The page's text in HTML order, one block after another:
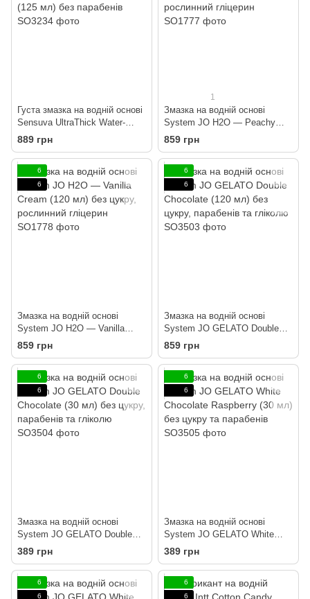
Густа змазка на водній основі
Sensuva UltraThick Water-
Based Strawberry (125 мл) без
парабенів
889 грн
1
Змазка на водній основі
System JO H2O — Peachy
Lips (120 мл) без цукру,
рослинний гліцерин
859 грн
6
6
Змазка на водній основі
System JO H2O — Vanilla
Cream (120 мл) без цукру,
рослинний гліцерин
859 грн
6
6
Змазка на водній основі
System JO GELATO Double
Chocolate (120 мл) без цукру,
парабенів та гліколю
859 грн
6
6
Змазка на водній основі
System JO GELATO Double
Chocolate (30 мл) без цукру,
парабенів та гліколю
389 грн
6
6
Змазка на водній основі
System JO GELATO White
Chocolate Raspberry (30 мл)
без цукру та парабенів
389 грн
6
6
6
6